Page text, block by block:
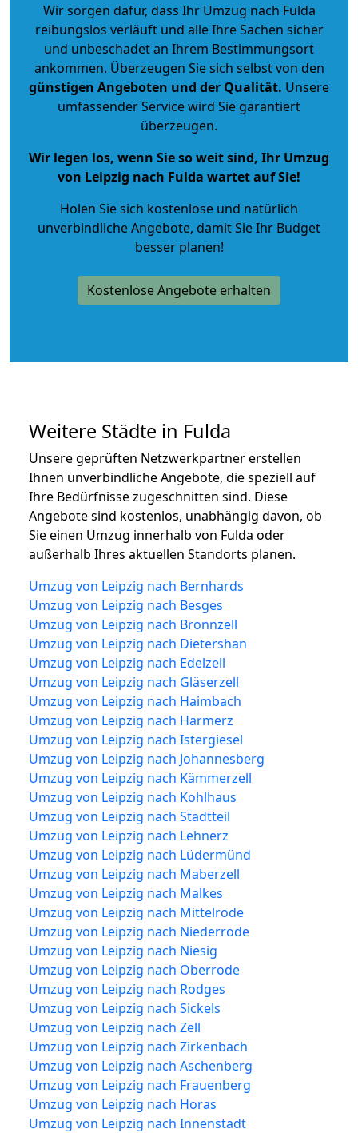
Wir sorgen dafür, dass Ihr Umzug nach Fulda
reibungslos verläuft und alle Ihre Sachen sicher
und unbeschadet an Ihrem Bestimmungsort
ankommen. Überzeugen Sie sich selbst von den
günstigen Angeboten und der Qualität. Unsere
umfassender Service wird Sie garantiert
überzeugen.
Wir legen los, wenn Sie so weit sind, Ihr Umzug
von Leipzig nach Fulda wartet auf Sie!
Holen Sie sich kostenlose und natürlich
unverbindliche Angebote, damit Sie Ihr Budget
besser planen!
Kostenlose Angebote erhalten
Weitere Städte in Fulda
Unsere geprüften Netzwerkpartner erstellen
Ihnen unverbindliche Angebote, die speziell auf
Ihre Bedürfnisse zugeschnitten sind. Diese
Angebote sind kostenlos, unabhängig davon, ob
Sie einen Umzug innerhalb von Fulda oder
außerhalb Ihres aktuellen Standorts planen.
Umzug von Leipzig nach Bernhards
Umzug von Leipzig nach Besges
Umzug von Leipzig nach Bronnzell
Umzug von Leipzig nach Dietershan
Umzug von Leipzig nach Edelzell
Umzug von Leipzig nach Gläserzell
Umzug von Leipzig nach Haimbach
Umzug von Leipzig nach Harmerz
Umzug von Leipzig nach Istergiesel
Umzug von Leipzig nach Johannesberg
Umzug von Leipzig nach Kämmerzell
Umzug von Leipzig nach Kohlhaus
Umzug von Leipzig nach Stadtteil
Umzug von Leipzig nach Lehnerz
Umzug von Leipzig nach Lüdermünd
Umzug von Leipzig nach Maberzell
Umzug von Leipzig nach Malkes
Umzug von Leipzig nach Mittelrode
Umzug von Leipzig nach Niederrode
Umzug von Leipzig nach Niesig
Umzug von Leipzig nach Oberrode
Umzug von Leipzig nach Rodges
Umzug von Leipzig nach Sickels
Umzug von Leipzig nach Zell
Umzug von Leipzig nach Zirkenbach
Umzug von Leipzig nach Aschenberg
Umzug von Leipzig nach Frauenberg
Umzug von Leipzig nach Horas
Umzug von Leipzig nach Innenstadt